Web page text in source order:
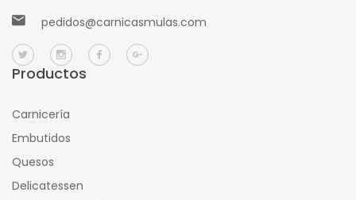
pedidos@carnicasmulas.com
Productos
Carnicería
Embutidos
Quesos
Delicatessen